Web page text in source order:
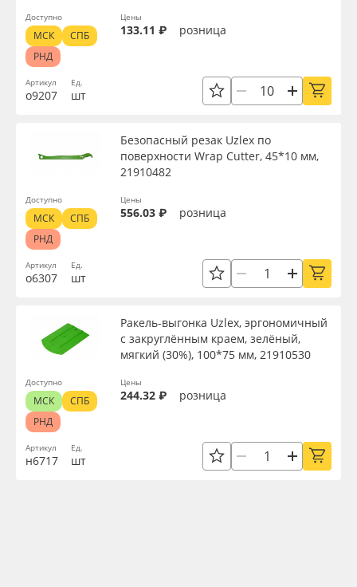
Артикул
о9207
Ед.
шт
Цены
133.11 ₽ розница
Доступно
МСК
СПБ
РНД
Артикул
о6307
Безопасный резак Uzlex по
поверхности Wrap Cutter, 45*10 мм,
21910482
Ед.
шт
Цены
556.03 ₽ розница
Доступно
МСК
СПБ
РНД
Артикул
н6717
Ракель-выгонка Uzlex, эргономичный
с закруглённым краем, зелёный,
мягкий (30%), 100*75 мм, 21910530
Ед.
шт
Цены
244.32 ₽ розница
Доступно
МСК
СПБ
РНД